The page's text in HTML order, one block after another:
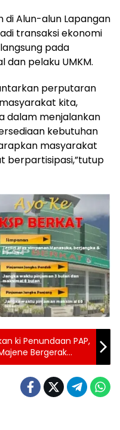
Alun-alun Lapangan
transaksi ekonomi
pada
pelaku UMKM.
perputaran
kita,
dalam menjalankan
kebutuhan
masyarakat
berpartisipasi,”tutup
ki Penundaan PAP,
Bergerak